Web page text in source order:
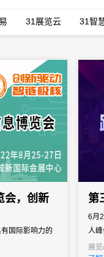
31展览云 31智
会，创新
国际影响力的
第
6月
人
为
展